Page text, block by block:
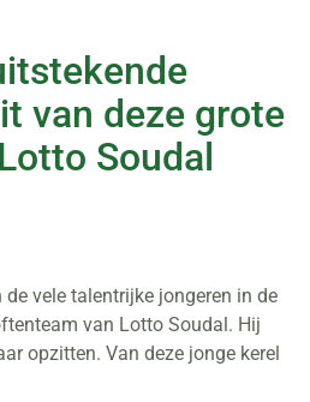
van deze grote
Soudal
de vele talentrijke jongeren in de
van Lotto Soudal. Hij
opzitten. Van deze jonge kerel